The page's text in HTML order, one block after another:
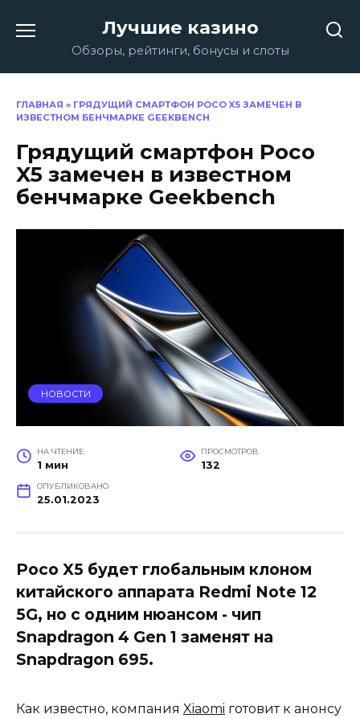
содержанию
Лучшие казино
Обзоры, рейтинги, бонусы и слоты
ГЛАВНАЯ » ГРЯДУЩИЙ СМАРТФОН POCO X5 ЗАМЕЧЕН В
ИЗВЕСТНОМ БЕНЧМАРКЕ GEEKBENCH
Грядущий смартфон Poco
X5 замечен в известном
бенчмарке Geekbench
НОВОСТИ
НА ЧТЕНИЕ
1 мин
ПРОСМОТРОВ
132
ОПУБЛИКОВАНО
25.01.2023
Poco X5 будет глобальным клоном
китайского аппарата Redmi Note 12
5G, но с одним нюансом - чип
Snapdragon 4 Gen 1 заменят на
Snapdragon 695.
Как известно, компания Xiaomi готовит к анонсу